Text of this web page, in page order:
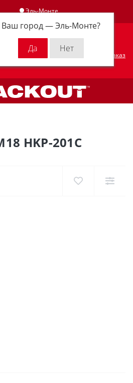
Эль-Монте
Ваш город —Эль-Монте?
Личный кабинет
Оформить заказ
HKP-201C